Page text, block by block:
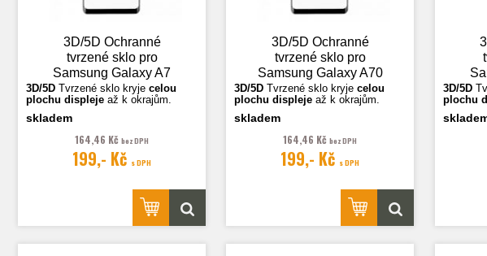
3D/5D Ochranné
tvrzené sklo pro
Samsung Galaxy A7
2018 (A750), černá
3D/5D Tvrzené sklo kryjecelou
plochu displejeaž k okrajům.
Fotografie jsou ilustrační.
skladem
164,46 Kčbez DPH
199,- Kč s DPH
3D/5D Ochranné
tvrzené sklo pro
Samsung Galaxy A70
(A705), černá
3D/5D Tvrzené sklo kryjecelou
plochu displejeaž k okrajům.
Fotografie jsou ilustrační.
skladem
164,46 Kčbez DPH
199,- Kč s DPH
3D/5D
plochu